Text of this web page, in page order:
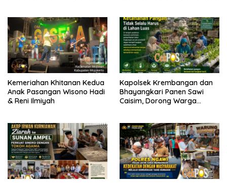
Negara (KTUN)
Kemeriahan Khitanan Kedua
Anak Pasangan Wisono Hadi
& Reni Ilmiyah
Kapolsek Krembangan dan
Bhayangkari Panen Sawi
Caisim, Dorong Warga